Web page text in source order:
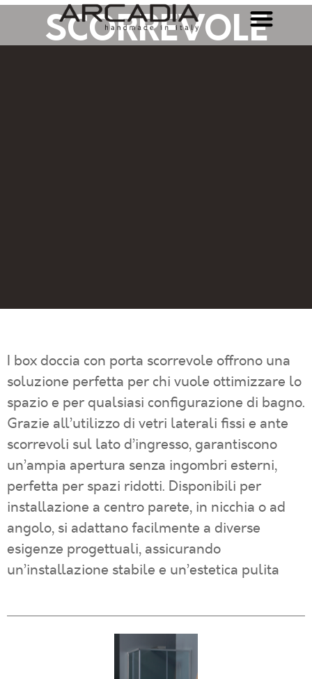
SCORREVOLE
I box doccia con porta scorrevole offrono una
soluzione perfetta per chi vuole ottimizzare lo
spazio e per qualsiasi configurazione di bagno.
Grazie all’utilizzo di vetri laterali fissi e ante
scorrevoli sul lato d’ingresso, garantiscono
un’ampia apertura senza ingombri esterni,
perfetta per spazi ridotti. Disponibili per
installazione a centro parete, in nicchia o ad
angolo, si adattano facilmente a diverse
esigenze progettuali, assicurando
un’installazione stabile e un’estetica pulita